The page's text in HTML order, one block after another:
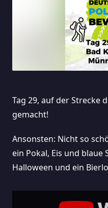
Tag 29, auf der Strecke
gemacht!
Ansonsten: Nicht so
ein Pokal, Eis und blaue
Halloween und ein
„Tag